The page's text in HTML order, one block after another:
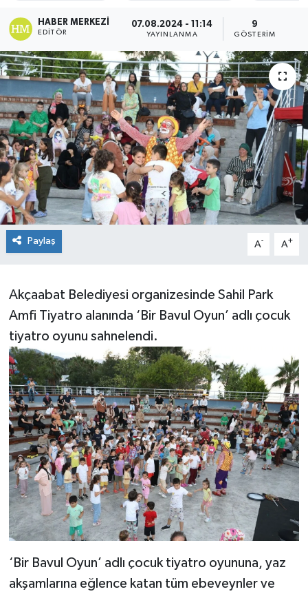
HABER MERKEZI
EDITÖR
07.08.2024 - 11:14
YAYINLANMA
9
GÖSTERIM
Paylaş A- A+
Akçaabat Belediyesi organizesinde Sahil Park
Amfi Tiyatro alanında ‘Bir Bavul Oyun’ adlı çocuk
tiyatro oyunu sahnelendi.
‘Bir Bavul Oyun’ adlı çocuk tiyatro oyununa, yaz
akşamlarına eğlence katan tüm ebeveynler ve